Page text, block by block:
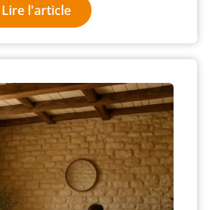
Lire l'article